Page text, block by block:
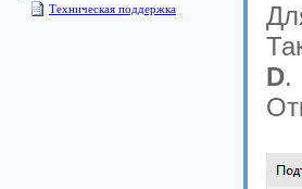
Техническая поддержка
D.